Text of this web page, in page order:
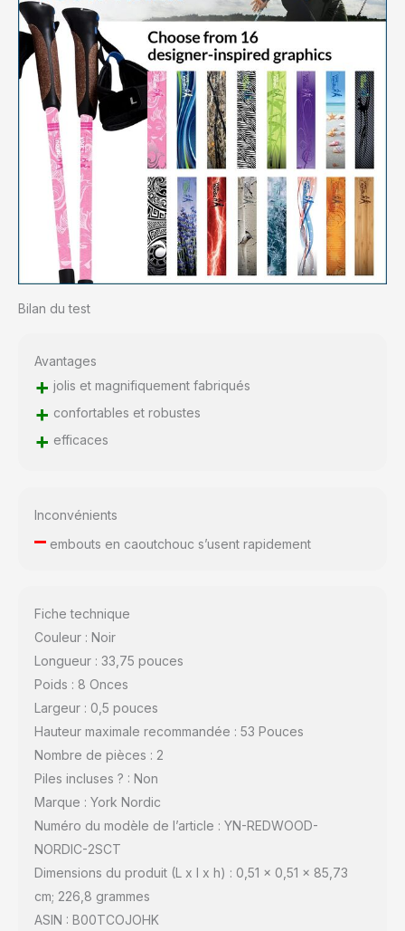
Bilan du test
Avantages
+ jolis et magnifiquement fabriqués
+ confortables et robustes
+ efficaces
Inconvénients
–embouts en caoutchouc s’usent rapidement
Fiche technique
Couleur : Noir
Longueur : 33,75 pouces
Poids : 8 Onces
Largeur : 0,5 pouces
Hauteur maximale recommandée : 53 Pouces
Nombre de pièces : 2
Piles incluses ? : Non
Marque : York Nordic
Numéro du modèle de l’article : YN-REDWOOD-
NORDIC-2SCT
Dimensions du produit (L x l x h) : 0,51 x 0,51 x 85,73
cm; 226,8 grammes
ASIN : B00TCOJOHK